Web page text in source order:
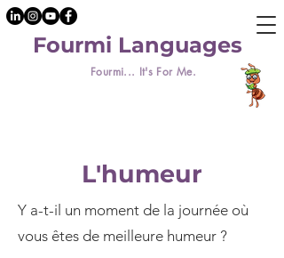
Fourmi... It's For Me.
Fourmi Languages
L'humeur
Y a-t-il un moment de la journée où
vous êtes de meilleure humeur ?